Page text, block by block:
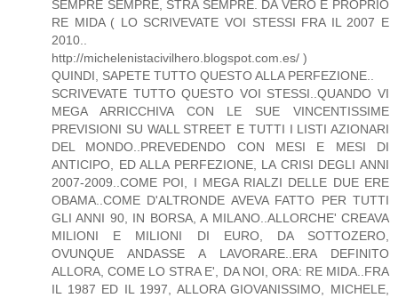
SEMPRE SEMPRE, STRA SEMPRE. DA VERO E PROPRIO
RE MIDA ( LO SCRIVEVATE VOI STESSI FRA IL 2007 E
2010..
http://michelenistacivilhero.blogspot.com.es/ )
QUINDI, SAPETE TUTTO QUESTO ALLA PERFEZIONE..
SCRIVEVATE TUTTO QUESTO VOI STESSI..QUANDO VI
MEGA ARRICCHIVA CON LE SUE VINCENTISSIME
PREVISIONI SU WALL STREET E TUTTI I LISTI AZIONARI
DEL MONDO..PREVEDENDO CON MESI E MESI DI
ANTICIPO, ED ALLA PERFEZIONE, LA CRISI DEGLI ANNI
2007-2009..COME POI, I MEGA RIALZI DELLE DUE ERE
OBAMA..COME D'ALTRONDE AVEVA FATTO PER TUTTI
GLI ANNI 90, IN BORSA, A MILANO..ALLORCHE' CREAVA
MILIONI E MILIONI DI EURO, DA SOTTOZERO,
OVUNQUE ANDASSE A LAVORARE..ERA DEFINITO
ALLORA, COME LO STRA E', DA NOI, ORA: RE MIDA..FRA
IL 1987 ED IL 1997, ALLORA GIOVANISSIMO, MICHELE,